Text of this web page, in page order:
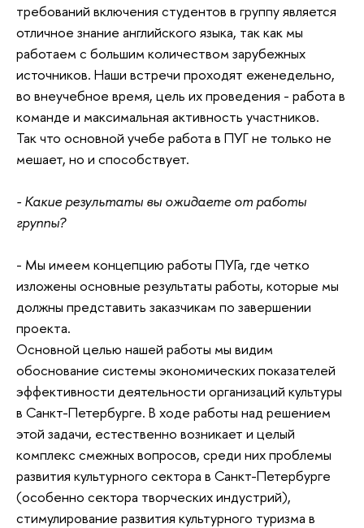
требований включения студентов в группу является
отличное знание английского языка, так как мы
работаем с большим количеством зарубежных
источников. Наши встречи проходят еженедельно,
во внеучебное время, цель их проведения - работа в
команде и максимальная активность участников.
Так что основной учебе работа в ПУГ не только не
мешает, но и способствует.
- Какие результаты вы ожидаете от работы
группы?
- Мы имеем концепцию работы ПУГа, где четко
изложены основные результаты работы, которые мы
должны представить заказчикам по завершении
проекта.
Основной целью нашей работы мы видим
обоснование системы экономических показателей
эффективности деятельности организаций культуры
в Санкт-Петербурге. В ходе работы над решением
этой задачи, естественно возникает и целый
комплекс смежных вопросов, среди них проблемы
развития культурного сектора в Санкт-Петербурге
(особенно сектора творческих индустрий),
стимулирование развития культурного туризма в